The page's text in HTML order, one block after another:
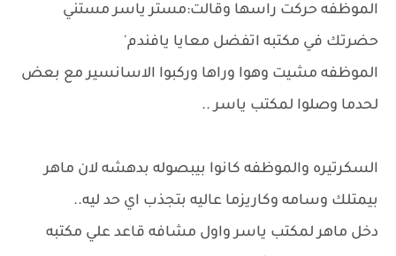
الموظفه حركت راسها وقالت:مستر ياسر مستني
حضرتك في مكتبه اتفضل معايا يافندم'
الموظفه مشيت وهوا وراها وركبوا الاسانسير مع بعض
لحدما وصلوا لمكتب ياسر ..
السكرتيره والموظفه كانوا بيبصوله بدهشه لان ماهر
بيمتلك وسامه وكاريزما عاليه بتجذب اي حد ليه..
دخل ماهر لمكتب ياسر واول مشافه قاعد علي مكتبه